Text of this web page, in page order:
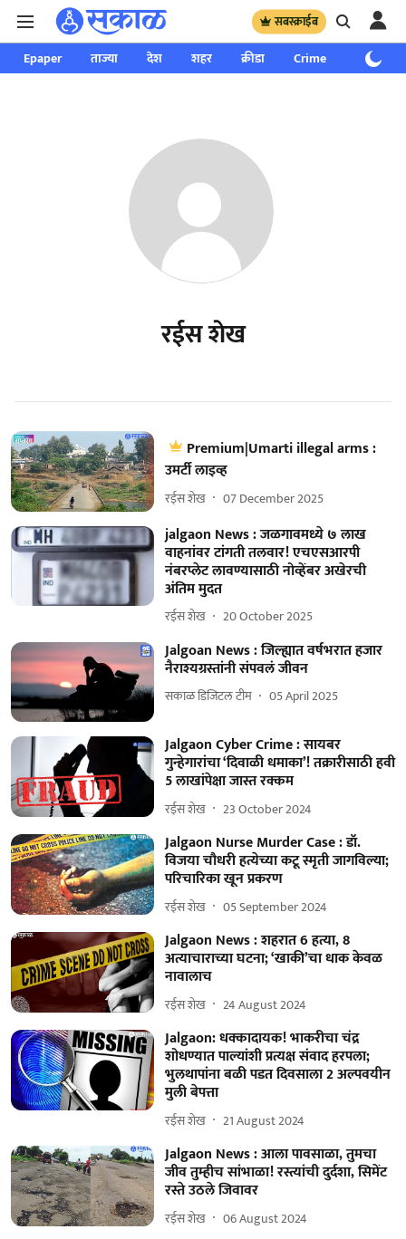
सबस्क्राईब
Epaper ताज्या देश शहर क्रीडा Crime साप्ताहिक
रईस शेख
Premium|Umarti illegal arms :
उमर्टी लाइव्ह
रईस शेख 07 December 2025
jalgaon News : जळगावमध्ये ७ लाख
वाहनांवर टांगती तलवार! एचएसआरपी
नंबरप्लेट लावण्यासाठी नोव्हेंबर अखेरची
अंतिम मुदत
रईस शेख 20 October 2025
Jalgoan News : जिल्ह्यात वर्षभरात हजार
नैराश्यग्रस्तांनी संपवलं जीवन
सकाळ डिजिटल टीम 05 April 2025
Jalgaon Cyber Crime : सायबर
गुन्हेगारांचा ‘दिवाळी धमाका’! तक्रारीसाठी हवी
5 लाखांपेक्षा जास्त रक्कम
रईस शेख 23 October 2024
Jalgaon Nurse Murder Case : डॉ.
विजया चौधरी हत्येच्या कटू स्मृती जागविल्या;
परिचारिका खून प्रकरण
रईस शेख 05 September 2024
Jalgaon News : शहरात 6 हत्या, 8
अत्याचाराच्या घटना; ‘खाकी’चा धाक केवळ
नावालाच
रईस शेख 24 August 2024
Jalgaon: धक्कादायक! भाकरीचा चंद्र
शोधण्यात पाल्यांशी प्रत्यक्ष संवाद हरपला;
भुलथापांना बळी पडत दिवसाला 2 अल्पवयीन
मुली बेपत्ता
रईस शेख 21 August 2024
Jalgaon News : आला पावसाळा, तुमचा
जीव तुम्हीच सांभाळा! रस्त्यांची दुर्दशा, सिमेंट
रस्ते उठले जिवावर
रईस शेख 06 August 2024